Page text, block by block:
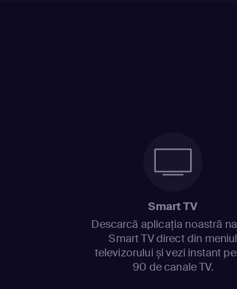
Smart TV
Descarcă aplicația noastră
Smart TV direct din meniul
televizorului și vezi instant
90 de canale TV.